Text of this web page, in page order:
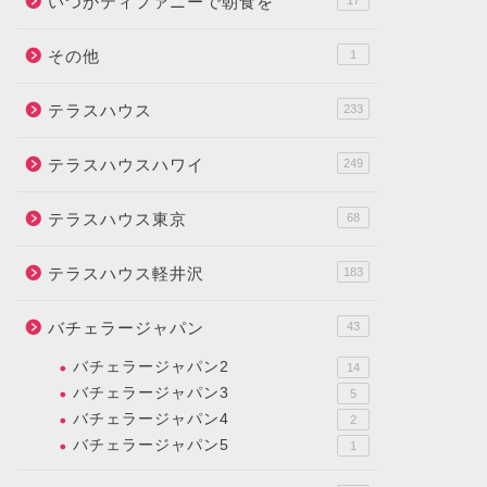
その他 1
テラスハウス 233
テラスハウスハワイ 249
テラスハウス東京 68
テラスハウス軽井沢 183
バチェラージャパン 43
バチェラージャパン2 14
バチェラージャパン3 5
バチェラージャパン4 2
バチェラージャパン5 1